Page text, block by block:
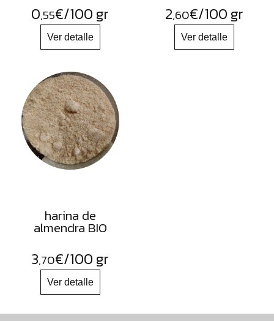
0,55€/100 gr 2,60€/100 gr
harina de
almendra BIO
3,70€/100 gr